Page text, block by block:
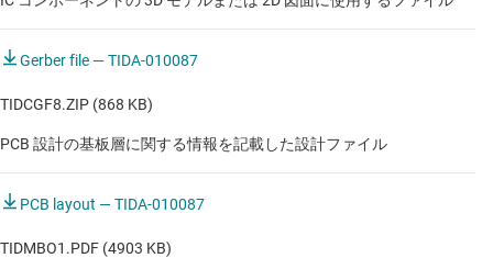
Gerber file — TIDA-010087
TIDCGF8.ZIP (868 KB)
PCB 設計の基板層に関する情報を記載した設計ファイル
PCB layout — TIDA-010087
TIDMBO1.PDF (4903 KB)